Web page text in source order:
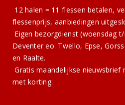
12 halen = 11 flessen betalen,
flessenprijs, aanbiedingen
Eigen bezorgdienst (woensdag
Deventer eo. Twello, Epse,
en Raalte.
Gratismaandelijkse nieuwsbrief
met korting.